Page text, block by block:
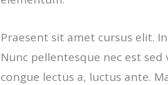
Praesent sit amet cursus elit.
Nunc pellentesque nec est
congue lectus a, luctus ante.